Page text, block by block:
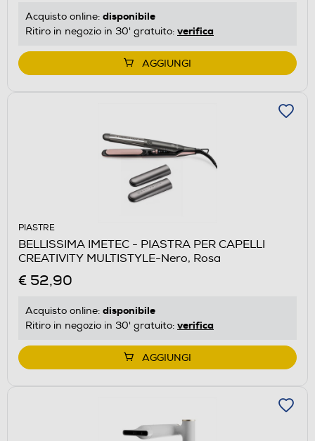
Acquisto online: disponibile
Ritiro in negozio in 30' gratuito: verifica
AGGIUNGI
PIASTRE
BELLISSIMA IMETEC - PIASTRA PER CAPELLI
CREATIVITY MULTISTYLE-Nero, Rosa
€ 52,90
Acquisto online: disponibile
Ritiro in negozio in 30' gratuito: verifica
AGGIUNGI